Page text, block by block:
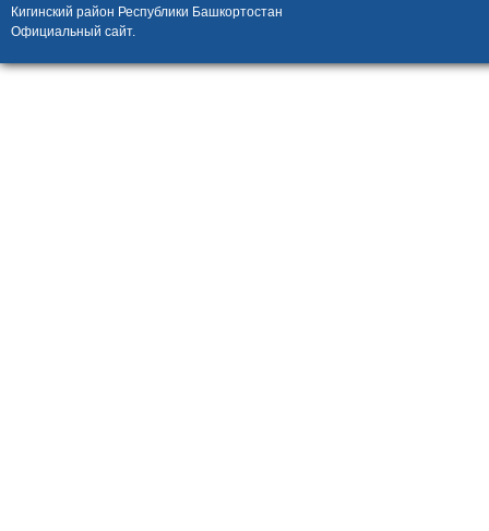
Кигинский район Республики Башкортостан
Официальный сайт.